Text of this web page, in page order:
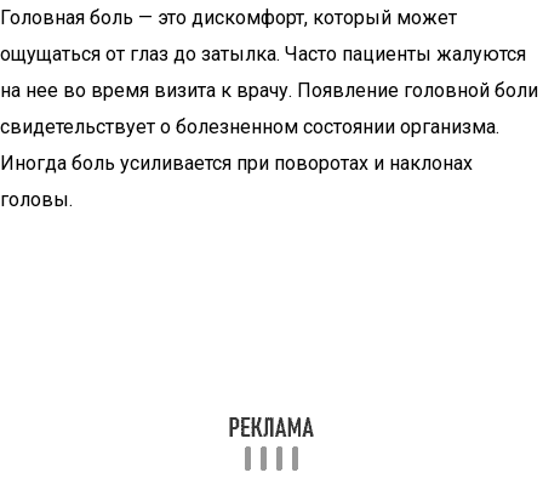
Головная боль — это дискомфорт, который может
ощущаться от глаз до затылка. Часто пациенты жалуются
на нее во время визита к врачу. Появление головной боли
свидетельствует о болезненном состоянии организма.
Иногда боль усиливается при поворотах и наклонах
головы.